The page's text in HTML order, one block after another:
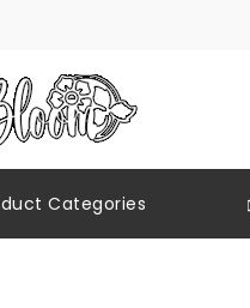
Categories